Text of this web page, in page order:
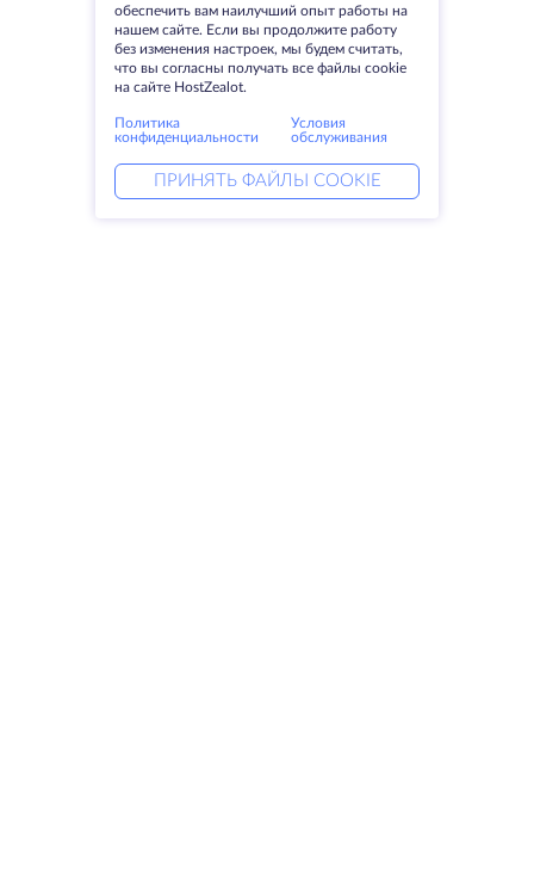
обеспечить вам наилучший опыт работы на
нашем сайте. Если вы продолжите работу
без изменения настроек, мы будем считать,
что вы согласны получать все файлы cookie
на сайте HostZealot.
Политика
конфиденциальности
Условия
обслуживания
ПРИНЯТЬ ФАЙЛЫ COOKIE